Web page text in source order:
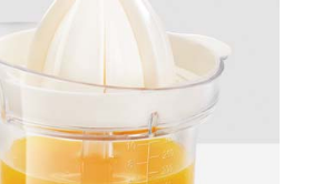
Citrus+